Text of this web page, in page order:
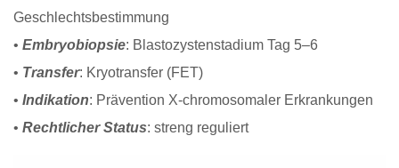
Geschlechtsbestimmung
• Embryobiopsie: Blastozystenstadium Tag 5–6
• Transfer: Kryotransfer (FET)
• Indikation: Prävention X‑chromosomaler Erkrankungen
• Rechtlicher Status: streng reguliert